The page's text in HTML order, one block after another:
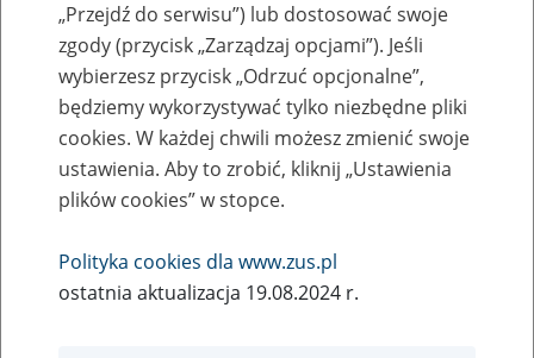
Zaproś ZUS do siebie - zakładanie profili
eZUS w siedzibie Twojej firmy
Rodzaj wydarzenia
Szkolenia
„Przejdź do serwisu”) lub dostosować swoje
zgody (przycisk „Zarządzaj opcjami”). Jeśli
wybierzesz przycisk „Odrzuć opcjonalne”,
będziemy wykorzystywać tylko niezbędne pliki
cookies. W każdej chwili możesz zmienić swoje
ustawienia. Aby to zrobić, kliknij „Ustawienia
plików cookies” w stopce.
Polityka cookies dla www.zus.pl
ostatnia aktualizacja 19.08.2024 r.